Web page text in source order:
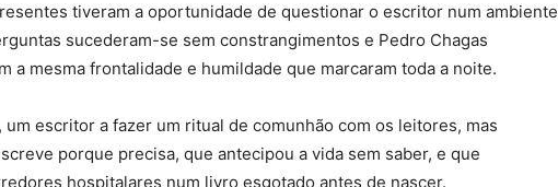
tiveram a oportunidade de questionar o escritor num ambiente
sucederam-se sem constrangimentos e Pedro Chagas
a mesma frontalidade e humildade que marcaram toda a noite.
um escritor a fazer um ritual de comunhão com os leitores, mas
porque precisa, que antecipou a vida sem saber, e que
hospitalares num livro esgotado antes de nascer.